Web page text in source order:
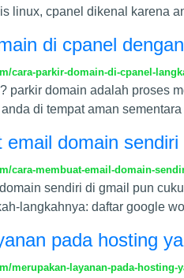
linux, cpanel dikenal karena
di cpanel
cara-parkir-domain-di-cpanel-
parkir domain adalah proses
di tempat aman
email domain
cara-membuat-email-domain-
sendiri di gmail pun
langkahnya: daftar google
pada hosting
merupakan-layanan-pada-